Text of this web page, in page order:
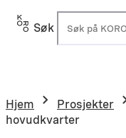
Hopp
Søk
Hjem Prosjekter
hovudkvarter